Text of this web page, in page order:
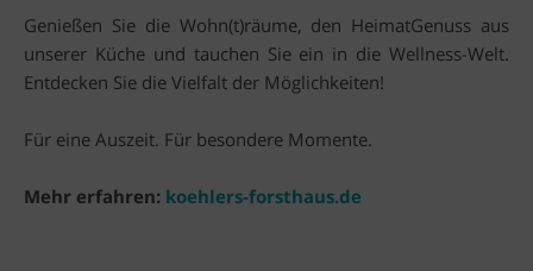
Genießen Sie die Wohn(t)räume, den HeimatGenuss aus
unserer Küche und tauchen Sie ein in die Wellness-Welt.
Entdecken Sie die Vielfalt der Möglichkeiten!
Für eine Auszeit. Für besondere Momente.
Mehr erfahren: koehlers-forsthaus.de